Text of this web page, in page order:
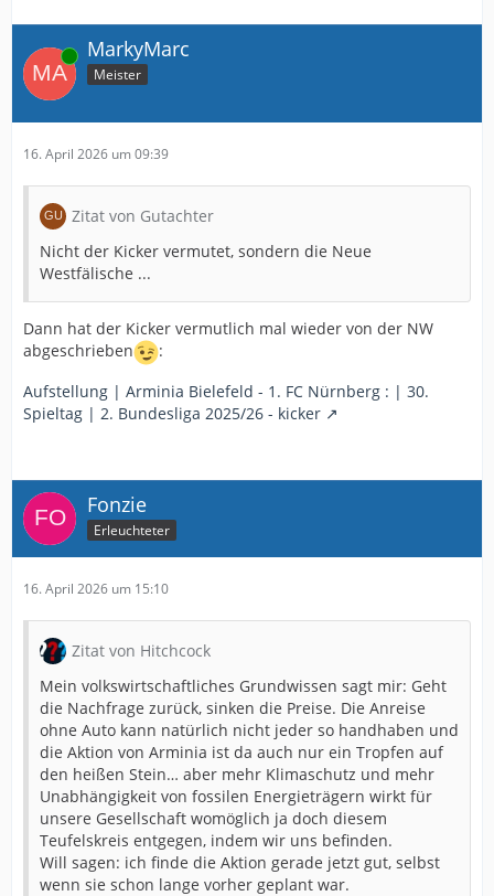
Online MarkyMarc
Meister
16. April 2026 um 09:39
Zitat von Gutachter
Nicht der Kicker vermutet, sondern die Neue
Westfälische ...
Dann hat der Kicker vermutlich mal wieder von der NW
abgeschrieben
:
Aufstellung | Arminia Bielefeld - 1. FC Nürnberg : | 30.
Spieltag | 2. Bundesliga 2025/26 - kicker
Fonzie
Erleuchteter
16. April 2026 um 15:10
Zitat von Hitchcock
Mein volkswirtschaftliches Grundwissen sagt mir: Geht
die Nachfrage zurück, sinken die Preise. Die Anreise
ohne Auto kann natürlich nicht jeder so handhaben und
die Aktion von Arminia ist da auch nur ein Tropfen auf
den heißen Stein… aber mehr Klimaschutz und mehr
Unabhängigkeit von fossilen Energieträgern wirkt für
unsere Gesellschaft womöglich ja doch diesem
Teufelskreis entgegen, indem wir uns befinden.
Will sagen: ich finde die Aktion gerade jetzt gut, selbst
wenn sie schon lange vorher geplant war.